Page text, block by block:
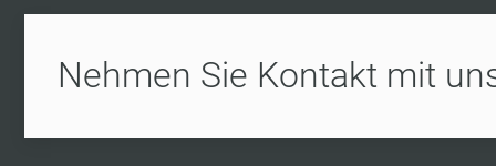
Nehmen Sie Kontakt mit